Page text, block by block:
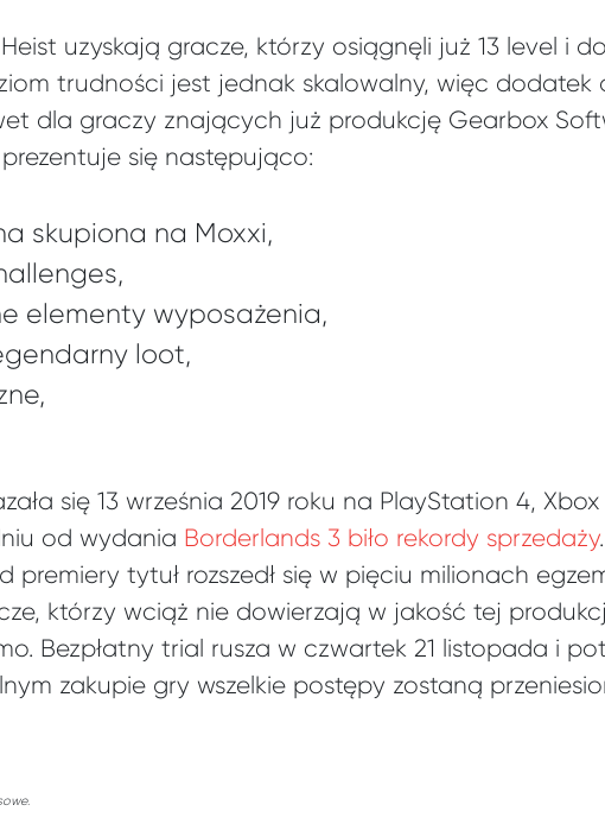
uzyskają gracze, którzy osiągnęli już 13 level i
trudności jest jednak skalowalny, więc dodatek
dla graczy znających już produkcję Gearbox
się następująco:
skupiona na Moxxi,
elementy wyposażenia,
loot,
się 13 września 2019 roku na PlayStation 4,
od wydania Borderlands 3 biło rekordy sprzedaży
premiery tytuł rozszedł się w pięciu milionach
którzy wciąż nie dowierzają w jakość tej
Bezpłatny trial rusza w czwartek 21 listopada i
zakupie gry wszelkie postępy zostaną